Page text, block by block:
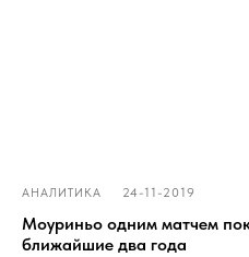
АНАЛИТИКА 24-11-2019
Моуриньо одним матчем
ближайшие два года